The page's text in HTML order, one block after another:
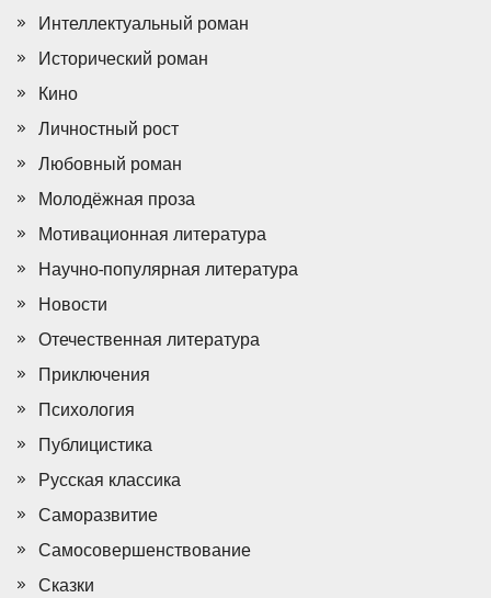
Интеллектуальный роман
Исторический роман
Кино
Личностный рост
Любовный роман
Молодёжная проза
Мотивационная литература
Научно-популярная литература
Новости
Отечественная литература
Приключения
Психология
Публицистика
Русская классика
Саморазвитие
Самосовершенствование
Сказки